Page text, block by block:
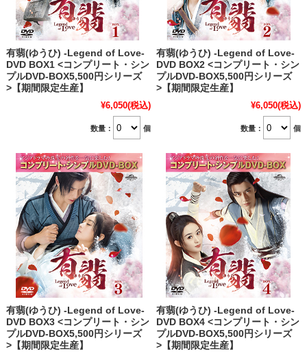
有翡(ゆうひ) -Legend of Love-
DVD BOX1 <コンプリート・シン
プルDVD‐BOX5,500円シリーズ
>【期間限定生産】
¥6,050(税込)
数量： 個
有翡(ゆうひ) -Legend of Love-
DVD BOX2 <コンプリート・シン
プルDVD‐BOX5,500円シリーズ
>【期間限定生産】
¥6,050(税込)
数量： 個
有翡(ゆうひ) -Legend of Love-
DVD BOX3 <コンプリート・シン
プルDVD‐BOX5,500円シリーズ
>【期間限定生産】
有翡(ゆうひ) -Legend of Love-
DVD BOX4 <コンプリート・シン
プルDVD‐BOX5,500円シリーズ
>【期間限定生産】